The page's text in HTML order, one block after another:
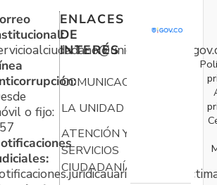
o fijo:
ENLACES
DE
INTERÉS
COMUNICACIONES
LA UNIDAD
ATENCIÓN Y
SERVICIOS
CIUDADANÍA